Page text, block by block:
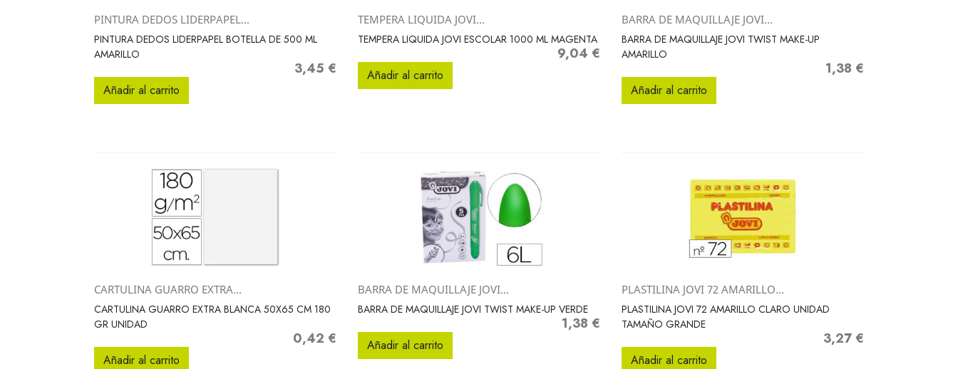
Vista rápida
PINTURA DEDOS LIDERPAPEL...
PINTURA DEDOS LIDERPAPEL BOTELLA DE 500 ML
AMARILLO
Precio
3,45 €
Añadir al carrito
Vista rápida
TEMPERA LIQUIDA JOVI...
TEMPERA LIQUIDA JOVI ESCOLAR 1000 ML MAGENTA
Precio
9,04 €
Añadir al carrito
Vista rápida
BARRA DE MAQUILLAJE JOVI...
BARRA DE MAQUILLAJE JOVI TWIST MAKE-UP
AMARILLO
Precio
1,38 €
Añadir al carrito
Vista rápida
CARTULINA GUARRO EXTRA...
CARTULINA GUARRO EXTRA BLANCA 50X65 CM 180
GR UNIDAD
Precio
0,42 €
Añadir al carrito
Vista rápida
BARRA DE MAQUILLAJE JOVI...
BARRA DE MAQUILLAJE JOVI TWIST MAKE-UP VERDE
Precio
1,38 €
Añadir al carrito
 Vista rápida
PLASTILINA JOVI 72 AMARILLO...
PLASTILINA JOVI 72 AMARILLO CLARO UNIDAD
TAMAÑO GRANDE
Precio
3,27 €
Añadir al carrito